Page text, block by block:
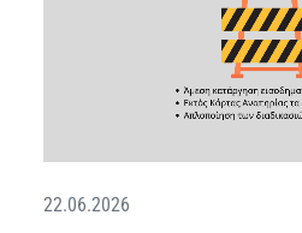
22.06.2026